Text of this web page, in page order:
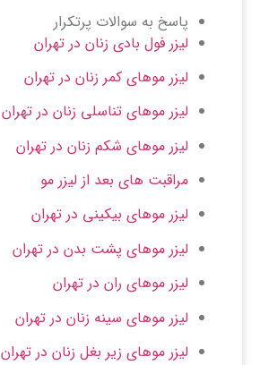
پاسخ به سوالات پرتکرار
لیزر فول بادی زنان در تهران
لیزر موهای کمر زنان در تهران
لیزر موهای تناسلی زنان در تهران
لیزر موهای شکم زنان در تهران
مراقبت های بعد از لیزر مو
لیزر موهای بیکینی در تهران
لیزر موهای پشت بدن در تهران
لیزر موهای ران در تهران
لیزر موهای سینه زنان در تهران
لیزر موهای زیر بغل زنان در تهران